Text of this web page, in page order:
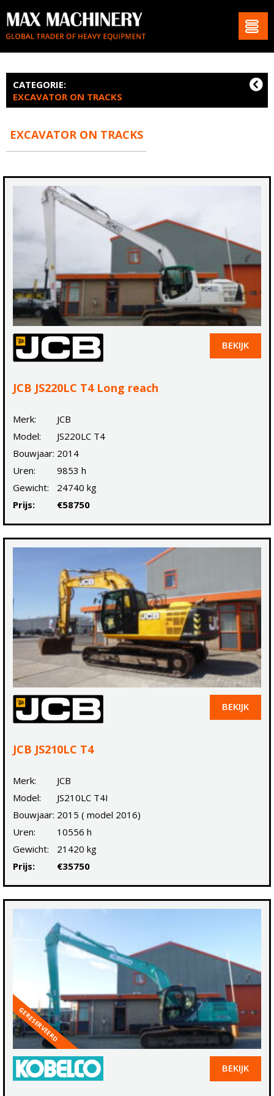
CATEGORIE:
EXCAVATOR ON TRACKS
EXCAVATOR ON TRACKS
BEKIJK
JCB JS220LC T4 Long reach
Merk:
JCB
Model:
JS220LC T4
Bouwjaar: 2014
Uren:
9853 h
Gewicht:
24740 kg
Prijs:
€58750
BEKIJK
JCB JS210LC T4
Merk:
JCB
Model:
JS210LC T4I
Bouwjaar: 2015 ( model 2016)
Uren:
10556 h
Gewicht:
21420 kg
Prijs:
€35750
GERESERVEERD
BEKIJK